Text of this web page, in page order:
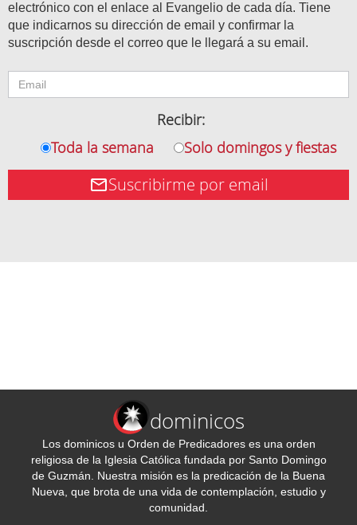
electrónico con el enlace al Evangelio de cada día. Tiene
que indicarnos su dirección de email y confirmar la
suscripción desde el correo que le llegará a su email.
Recibir:
Toda la semana
Solo domingos y fiestas
Suscribirme por email
dominicos
Los dominicos u Orden de Predicadores es una orden
religiosa de la Iglesia Católica fundada por Santo Domingo
de Guzmán. Nuestra misión es la predicación de la Buena
Nueva, que brota de una vida de contemplación, estudio y
comunidad.